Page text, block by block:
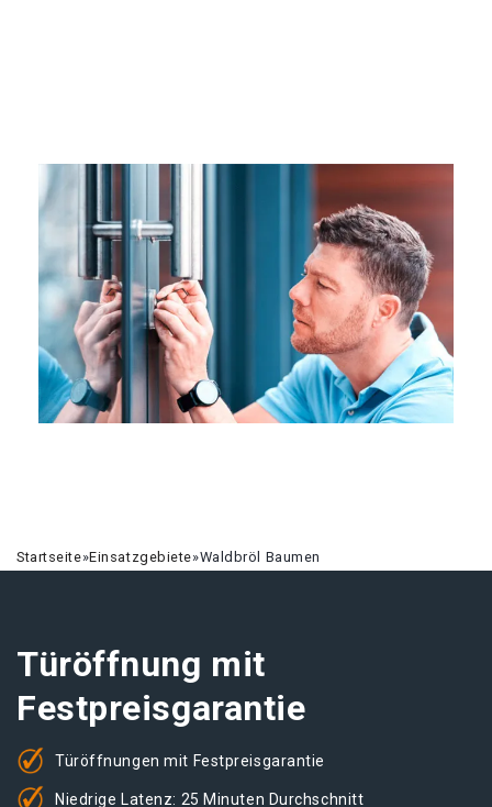
Startseite»Einsatzgebiete»Waldbröl Baumen
Türöffnung mit
Festpreisgarantie
Türöffnungen mit Festpreisgarantie
Niedrige Latenz: 25 Minuten Durchschnitt